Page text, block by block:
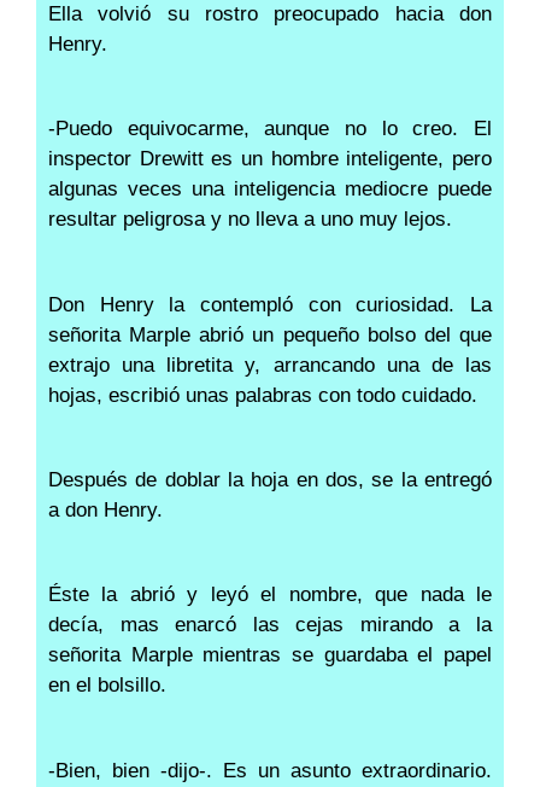
Ella volvió su rostro preocupado hacia don
Henry.
-Puedo equivocarme, aunque no lo creo. El
inspector Drewitt es un hombre inteligente, pero
algunas veces una inteligencia mediocre puede
resultar peligrosa y no lleva a uno muy lejos.
Don Henry la contempló con curiosidad. La
señorita Marple abrió un pequeño bolso del que
extrajo una libretita y, arrancando una de las
hojas, escribió unas palabras con todo cuidado.
Después de doblar la hoja en dos, se la entregó
a don Henry.
Éste la abrió y leyó el nombre, que nada le
decía, mas enarcó las cejas mirando a la
señorita Marple mientras se guardaba el papel
en el bolsillo.
-Bien, bien -dijo-. Es un asunto extraordinario.